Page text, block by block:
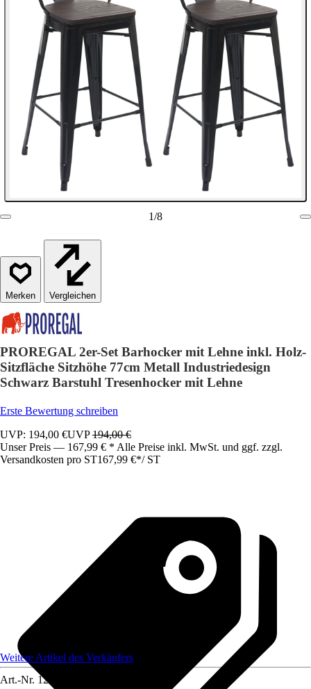
1/8
Vergleichen
PROREGAL 2er-Set Barhocker mit Lehne inkl. Holz-
Sitzfläche Sitzhöhe 77cm Metall Industriedesign
Schwarz Barstuhl Tresenhocker mit Lehne
Erste Bewertung schreiben
UVP: 194,00 €UVP194,00 €
Unser Preis — 167,99 € * Alle Preise inkl. MwSt. und ggf. zzgl.
Versandkosten pro ST167,99 €*/ ST
Weitere Artikel des Verkäufers
Art.-Nr. 12585310